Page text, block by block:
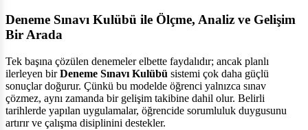
Deneme Sınavı Kulübü ile Ölçme, Analiz ve Gelişim
Bir Arada
Tek başına çözülen denemeler elbette faydalıdır; ancak planlı
ilerleyen birDeneme Sınavı Kulübü sistemi çok daha güçlü
sonuçlar doğurur. Çünkü bu modelde öğrenci yalnızca sınav
çözmez, aynı zamanda bir gelişim takibine dahil olur. Belirli
tarihlerde yapılan uygulamalar, öğrencide sorumluluk duygusunu
artırır ve çalışma disiplinini destekler.